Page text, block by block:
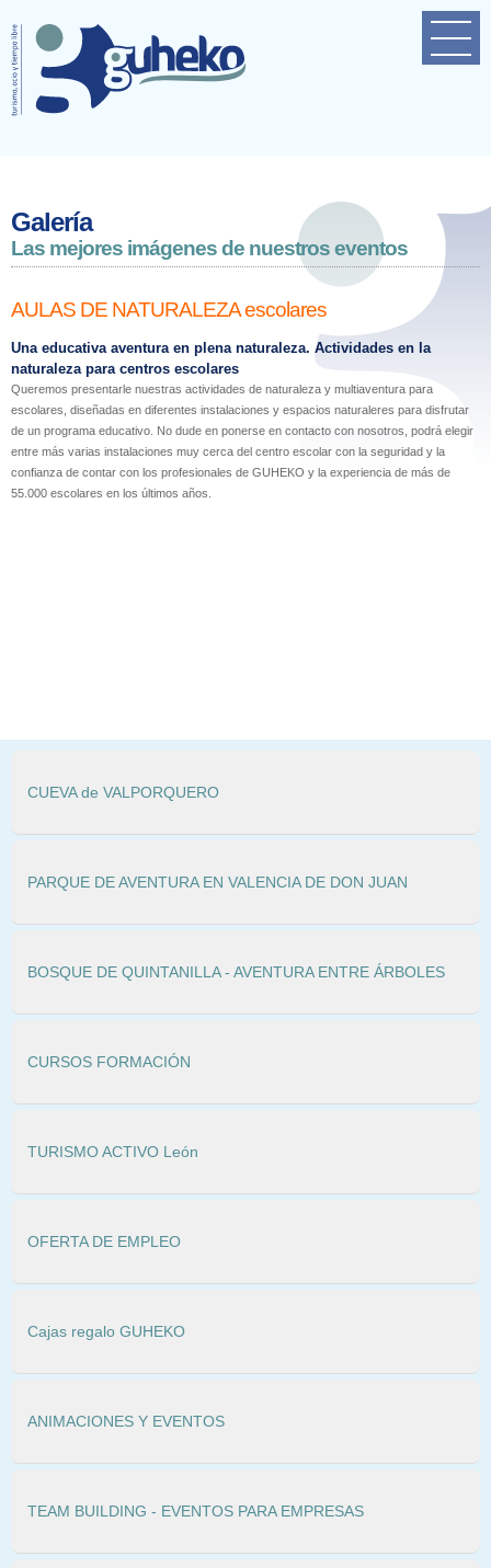
Home
Empresa
Galería
Las mejores imágenes de nuestros eventos
AULAS DE NATURALEZA escolares
Una educativa aventura en plena naturaleza. Actividades en la
naturaleza para centros escolares
Queremos presentarle nuestras actividades de naturaleza y multiaventura para
escolares, diseñadas en diferentes instalaciones y espacios naturaleres para disfrutar
de un programa educativo. No dude en ponerse en contacto con nosotros, podrá elegir
entre más varias instalaciones muy cerca del centro escolar con la seguridad y la
confianza de contar con los profesionales de GUHEKO y la experiencia de más de
55.000 escolares en los últimos años.
CUEVA de VALPORQUERO
PARQUE DE AVENTURA EN VALENCIA DE DON JUAN
BOSQUE DE QUINTANILLA - AVENTURA ENTRE ÁRBOLES
CURSOS FORMACIÓN
TURISMO ACTIVO León
OFERTA DE EMPLEO
Cajas regalo GUHEKO
ANIMACIONES Y EVENTOS
TEAM BUILDING - EVENTOS PARA EMPRESAS